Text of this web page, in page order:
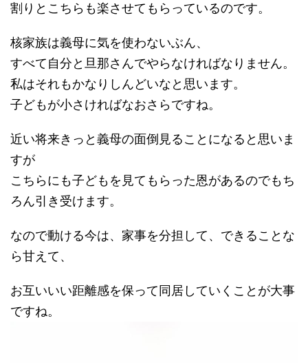
割りとこちらも楽させてもらっているのです。
核家族は義母に気を使わないぶん、
すべて自分と旦那さんでやらなければなりません。
私はそれもかなりしんどいなと思います。
子どもが小さければなおさらですね。
近い将来きっと義母の面倒見ることになると思いま
すが
こちらにも子どもを見てもらった恩があるのでもち
ろん引き受けます。
なので動ける今は、家事を分担して、できることな
ら甘えて、
お互いいい距離感を保って同居していくことが大事
ですね。